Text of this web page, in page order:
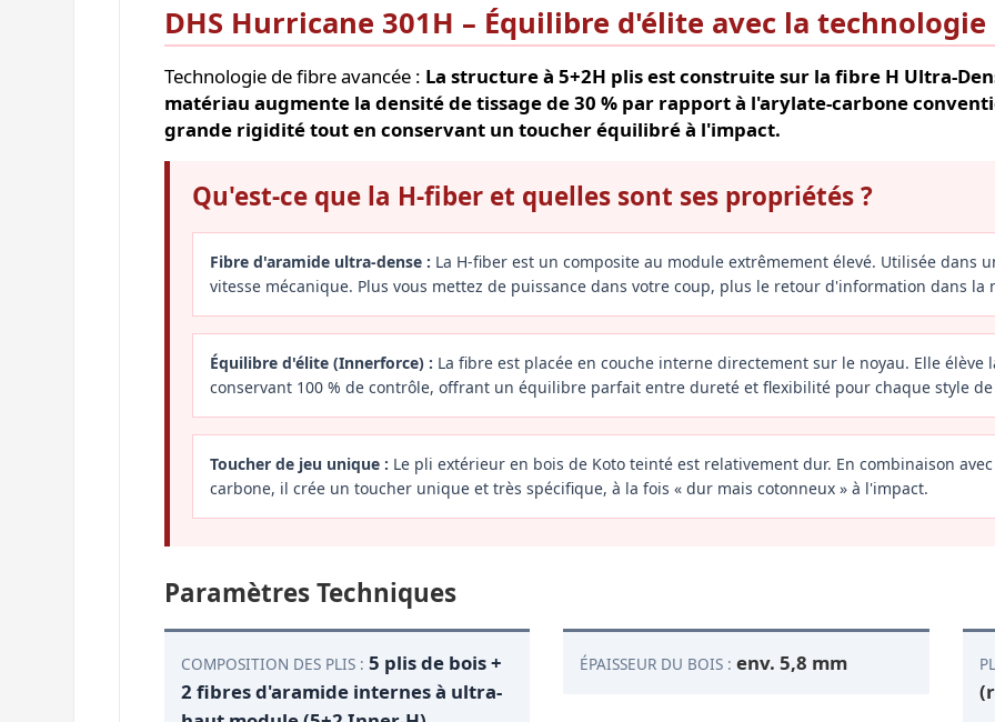
DHS Hurricane 301H – Équilibre d'élite avec la technologie
Technologie de fibre avancée : La structure à 5+2H plis est construite sur la fibre H Ultra-
matériau augmente la densité de tissage de 30 % par rapport à l'arylate-carbone
grande rigidité tout en conservant un toucher équilibré à l'impact.
Qu'est-ce que la H-fiber et quelles sont ses propriétés ?
Fibre d'aramide ultra-dense : La H-fiber est un composite au module extrêmement élevé. Utilisée dans
vitesse mécanique. Plus vous mettez de puissance dans votre coup, plus le retour d'information dans
Équilibre d'élite (Innerforce) : La fibre est placée en couche interne directement sur le noyau. Elle
conservant 100 % de contrôle, offrant un équilibre parfait entre dureté et flexibilité pour chaque style
Toucher de jeu unique : Le pli extérieur en bois de Koto teinté est relativement dur. En combinaison
carbone, il crée un toucher unique et très spécifique, à la fois « dur mais cotonneux » à l'impact.
Paramètres Techniques
COMPOSITION DES PLIS : 5 plis de bois +
2 fibres d'aramide internes à ultra-
ÉPAISSEUR DU BOIS : env. 5,8 mm